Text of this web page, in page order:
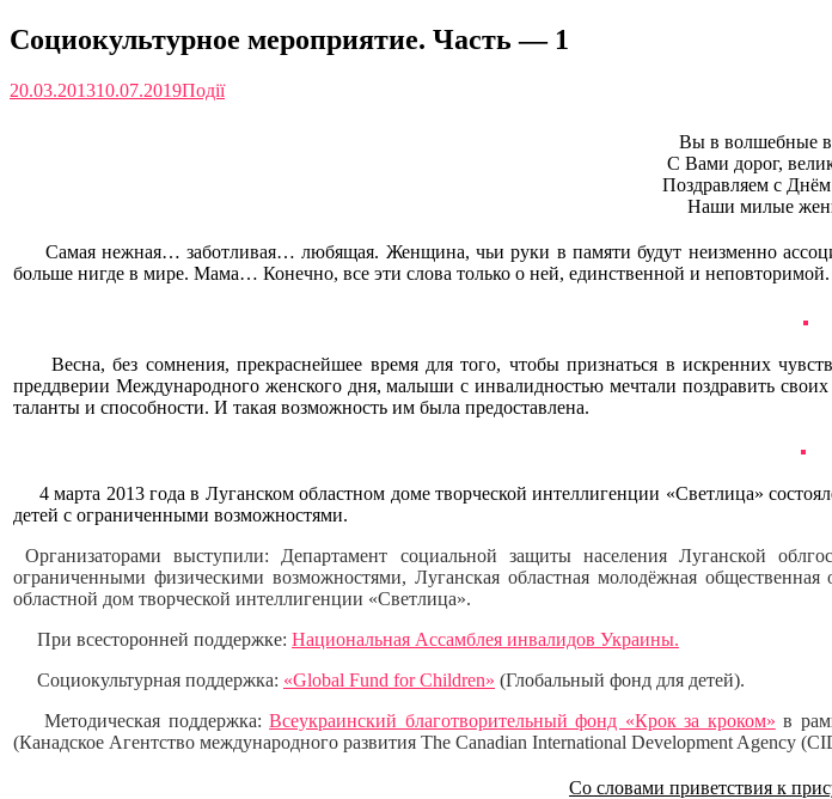
Социокультурное мероприятие. Часть — 1
20.03.201310.07.2019Події
Вы в волшебные
С Вами дорог,
Поздравляем с
Наши милые
Самая нежная… заботливая… любящая. Женщина, чьи руки в памяти будут неизменно
больше нигде в мире. Мама… Конечно, все эти слова только о ней, единственной и неповторимой.
Весна, без сомнения, прекраснейшее время для того, чтобы признаться в искренних
преддверии Международного женского дня, малыши с инвалидностью мечтали поздравить
таланты и способности. И такая возможность им была предоставлена.
4 марта 2013 года в Луганском областном доме творческой интеллигенции «Светлица»
детей с ограниченными возможностями.
Организаторами выступили: Департамент социальной защиты населения Луганской
ограниченными физическими возможностями, Луганская областная молодёжная
областной дом творческой интеллигенции «Светлица».
При всесторонней поддержке: Национальная Ассамблея инвалидов Украины.
Социокультурная поддержка: «Global Fund for Children» (Глобальный фонд для детей).
Методическая поддержка:Всеукраинский благотворительный фонд «Крок за кроком» в
(Канадское Агентство международного развития The Canadian International Development Agency
Со словами приветствия к